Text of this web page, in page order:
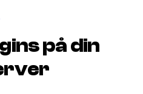
på din